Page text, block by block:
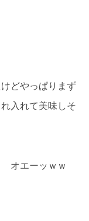
どやっぱりまず
入れて美味しそ
オエーッｗｗ